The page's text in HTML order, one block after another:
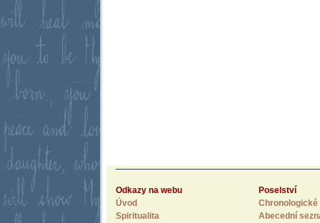
Odkazy na webu
Úvod
Spiritualita
Poselství
Chronologické
Abecední